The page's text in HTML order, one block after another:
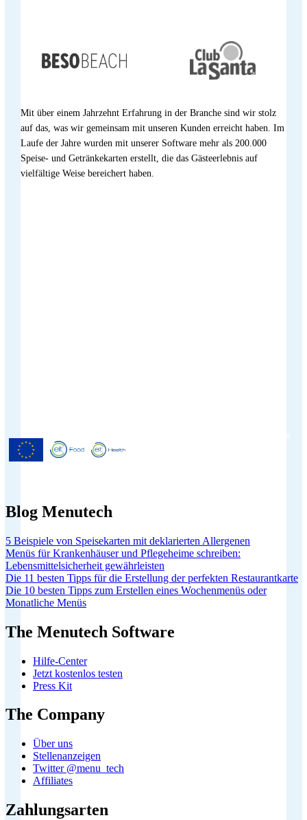
Mit über einem Jahrzehnt Erfahrung in der Branche sind wir stolz
auf das, was wir gemeinsam mit unseren Kunden erreicht haben. Im
Laufe der Jahre wurden mit unserer Software mehr als 200.000
Speise- und Getränkekarten erstellt, die das Gästeerlebnis auf
vielfältige Weise bereichert haben.
Blog Menutech
5 Beispiele von Speisekarten mit deklarierten Allergenen
Menüs für Krankenhäuser und Pflegeheime schreiben:
Lebensmittelsicherheit gewährleisten
Die 11 besten Tipps für die Erstellung der perfekten Restaurantkarte
Die 10 besten Tipps zum Erstellen eines Wochenmenüs oder
Monatliche Menüs
The Menutech Software
Hilfe-Center
Jetzt kostenlos testen
Press Kit
The Company
Über uns
Stellenanzeigen
Twitter @menu_tech
Affiliates
Zahlungsarten